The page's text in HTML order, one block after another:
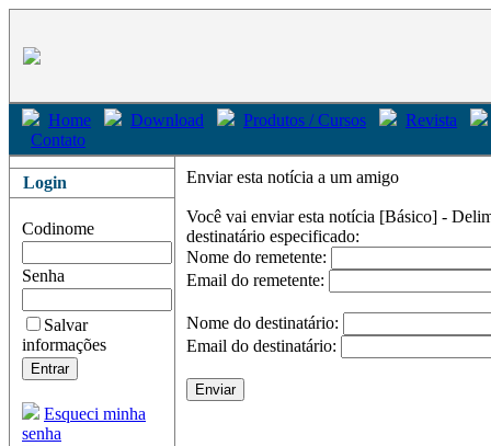
Home Download Produtos / Cursos
Revista
Contato
Login
Codinome
Senha
Salvar
informações
Esqueci minha
senha
Enviar esta notícia a um amigo
Você vai enviar esta notícia [Básico] -
destinatário especificado:
Nome do remetente:
Email do remetente:
Nome do destinatário:
Email do destinatário: